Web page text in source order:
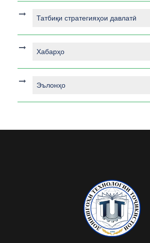
Татбиқи стратегияҳои давлатӣ
Хабарҳо
Эълонҳо